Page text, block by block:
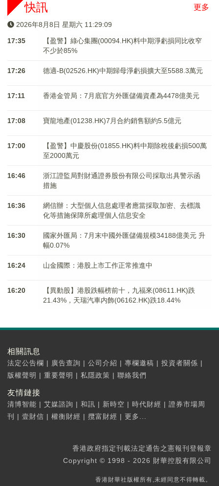
更多
快訊
2026年8月8日 星期六 11:29:10
17:35
【盈警】綠心集團(00094.HK)料中期淨虧損同比收窄
不少於85%
17:26 德適-B(02526.HK)中期歸母淨虧損擴大至5588.3萬元
17:11 香港金管局：7月底官方外匯儲備資產為4478億美元
17:08 寶龍地產(01238.HK)7月合約銷售額約5.5億元
17:00
【盈警】中慶股份(01855.HK)料中期除稅後虧損500萬
至2000萬元
16:46
浙江證監局對財通證券股份有限公司採取出具警示函
措施
16:36
網信辦：大型個人信息處理者應當採取加密、去標識
化等措施保障所處理個人信息安全
16:30
國家外匯局：7月末中國外匯儲備規模34188億美元 升
幅0.07%
16:24 山金國際：港股上市工作正常推進中
16:20
【異動股】港股跌幅榜前十，九福來(08611.HK)跌
21.43%，天瑞汽車内飾(06162.HK)跌18.44%
相關訊息
法定公告欄 | 廣告查詢 | 公司介紹 | 專欄邀稿 | 投資者關係 |
版權聲明 | 重要聲明 | 私隱政策 | 聯絡我們
友情鏈接
清博智能 | 艾媒諮詢 | 和訊 | 新時空 | 時代財經 | 證券市場周
刊
| 壹財信 | 權衡財經 | 攬富財經 | 更多...
香港政府指定刊載法定通告之憲報刊登報章
Copyright © 1998 - 2026 財華控股有限公司
香港財華社版權所有,未經同意不得轉載。